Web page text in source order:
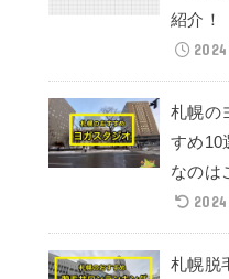
紹介！
札幌の
すめ10
なのは
札幌脱